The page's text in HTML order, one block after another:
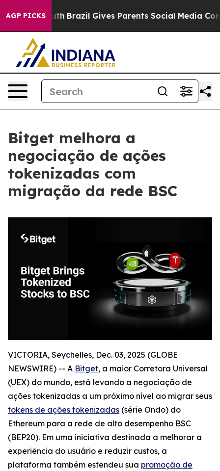
AGP PICKS
to Youth Brazil Gives Parents Social Media Controls
Bitget melhora a
negociação de ações
tokenizadas com
migração da rede BSC
VICTORIA, Seychelles, Dec. 03, 2025 (GLOBE
NEWSWIRE) -- A Bitget, a maior Corretora Universal
(UEX) do mundo, está levando a negociação de
ações tokenizadas a um próximo nível ao migrar seus
tokens de ações tokenizadas (série Ondo) do
Ethereum para a rede de alto desempenho BSC
(BEP20). Em uma iniciativa destinada a melhorar a
experiência do usuário e reduzir custos, a
plataforma também estendeu sua promoção de